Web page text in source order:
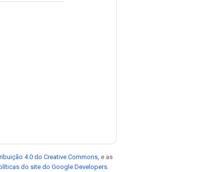
4.0 do Creative Commons , e as
do site do Google Developers